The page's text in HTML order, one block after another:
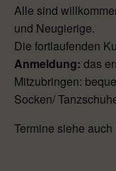
Alle sind
und Neugierige.
Die fortlaufenden
Anmeldung: das
Mitzubringen:
Socken/
Termine siehe